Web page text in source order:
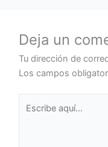
Deja un
Tu dirección de
Los campos
aquí...